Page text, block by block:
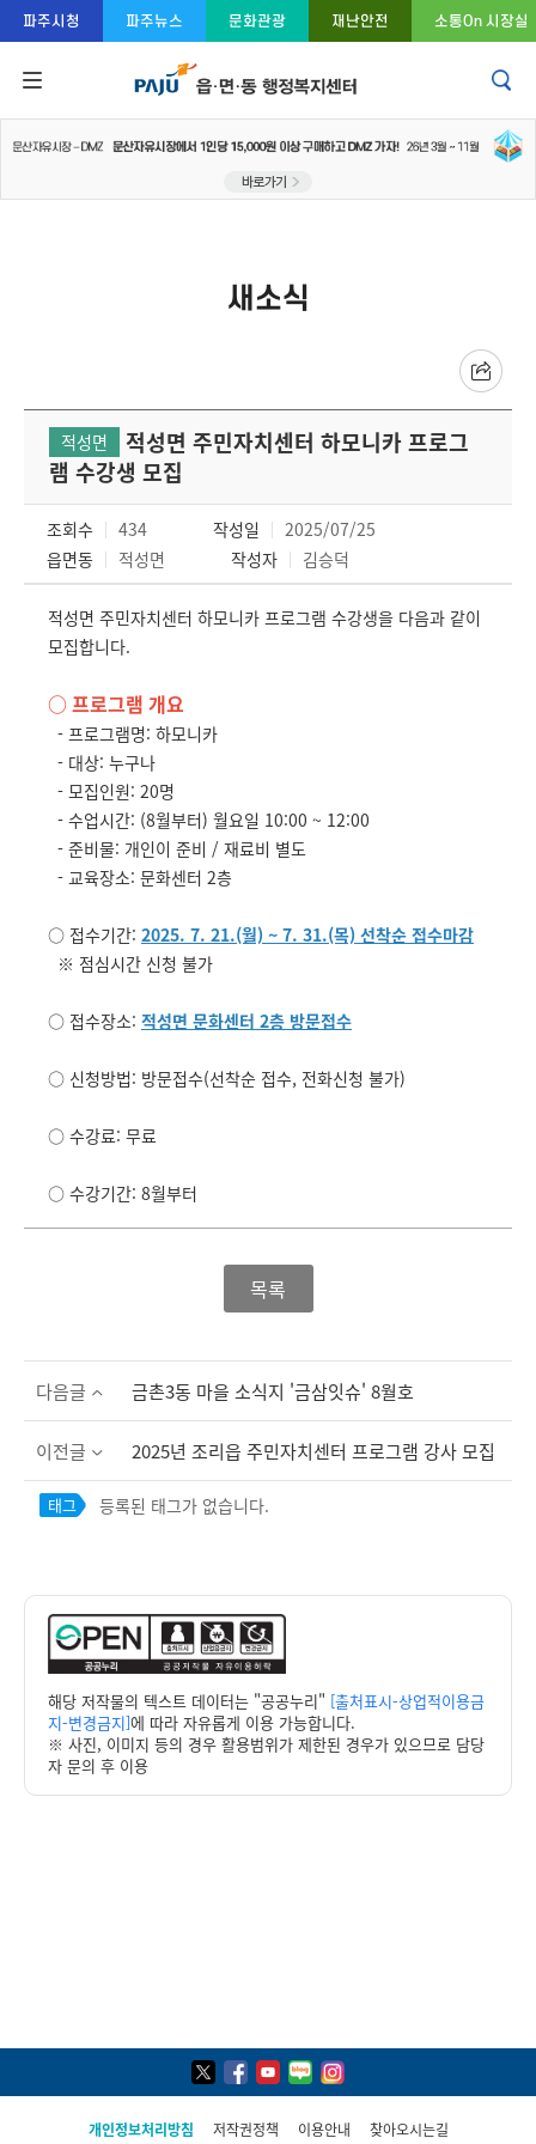
콘텐츠 바로가기
주메뉴 바로가기
푸터 바로가기
파주시청 파주뉴스 문화관광 재난안전 소통On 시장실
새소식
적성면
적성면 주민자치센터 하모니카 프로그
램 수강생 모집
조회수 434 작성일
2025/07/25
읍면동
적성면 작성자 김승덕
적성면 주민자치센터 하모니카 프로그램 수강생을 다음과 같이
모집합니다.
○ 프로그램 개요
- 프로그램명: 하모니카
- 대상: 누구나
- 모집인원: 20명
- 수업시간: (8월부터) 월요일 10:00 ~ 12:00
- 준비물: 개인이 준비 / 재료비 별도
- 교육장소: 문화센터 2층
○ 접수기간: 2025. 7. 21.(월) ~ 7. 31.(목) 선착순 접수마감
※ 점심시간 신청 불가
○ 접수장소: 적성면 문화센터 2층 방문접수
○ 신청방법: 방문접수(선착순 접수, 전화신청 불가)
○ 수강료: 무료
○ 수강기간: 8월부터
목록
다음글 금촌3동 마을 소식지 '금삼잇슈' 8월호
이전글 2025년 조리읍 주민자치센터 프로그램 강사 모집
태그 등록된 태그가 없습니다.
해당 저작물의 텍스트 데이터는 "공공누리" [출처표시-상업적이용금
지-변경금지]에 따라 자유롭게 이용 가능합니다.
※ 사진, 이미지 등의 경우 활용범위가 제한된 경우가 있으므로 담당
자 문의 후 이용
개인정보처리방침 저작권정책 이용안내 찾아오시는길